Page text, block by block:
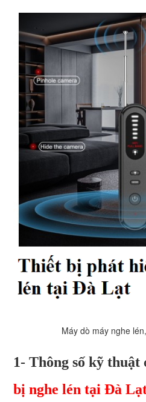
Máy dò máy nghe lén,
1- Thông số kỹ thuật
bị nghe lén tại Đà